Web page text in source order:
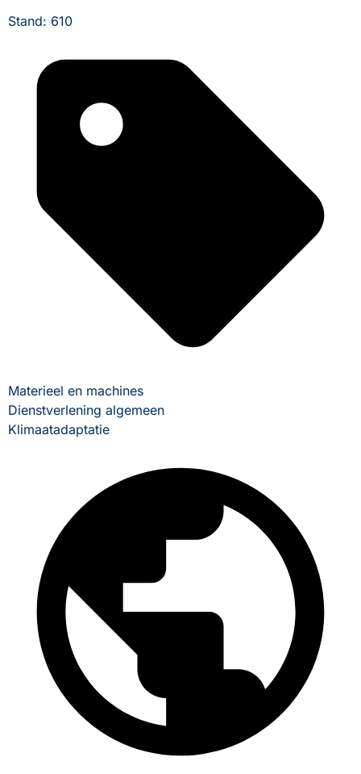
Stand: 610
Materieel en machines
Dienstverlening algemeen
Klimaatadaptatie